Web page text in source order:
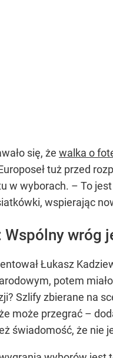
się, że walka o
tuż przed
w wyborach. – To
wspierając
wróg
Łukasz
potem
Szlify zbierane na
może przegrać –
świadomość, że nie